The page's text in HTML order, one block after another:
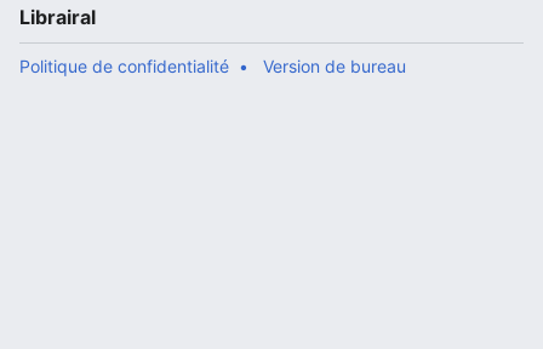
Librairal
Politique de confidentialité Version de bureau